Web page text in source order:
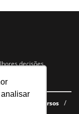
decisões.
Cursos